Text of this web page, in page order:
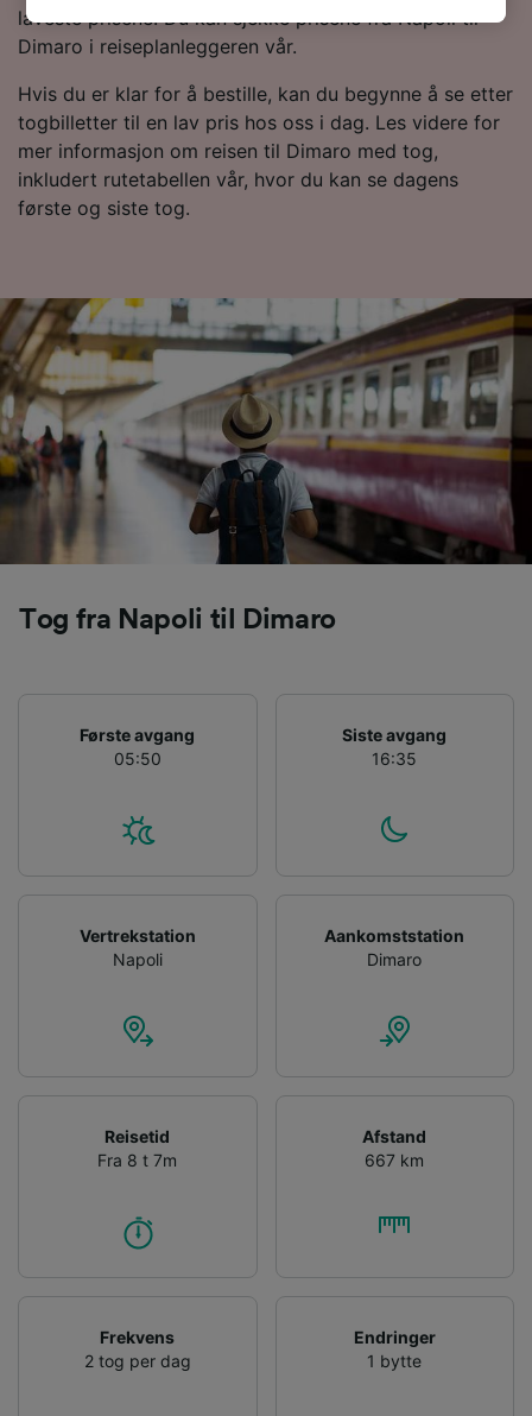
laveste prisene. Du kan sjekke prisene fra Napoli til
Dimaro i reiseplanleggeren vår.
Hvis du er klar for å bestille, kan du begynne å se etter
togbilletter til en lav pris hos oss i dag. Les videre for
mer informasjon om reisen til Dimaro med tog,
inkludert rutetabellen vår, hvor du kan se dagens
første og siste tog.
Tog fra Napoli til Dimaro
Første avgang
05:50
Siste avgang
16:35
Vertrekstation
Napoli
Aankomststation
Dimaro
Reisetid
Fra 8 t 7m
Afstand
667 km
Frekvens
2 tog per dag
Endringer
1 bytte
track you.
Use precise geolocation data. Actively scan
device characteristics for identification. Store
and/or access information on a device.
Personalised advertising and content,
advertising and content measurement,
audience research and services development.